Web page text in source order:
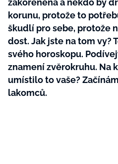
zakořeněna a někdo by
korunu, protože to
škudlí pro sebe, protože
dost. Jak jste na tom vy?
svého horoskopu.
znamení zvěrokruhu. Na
umístilo to vaše?
lakomců.